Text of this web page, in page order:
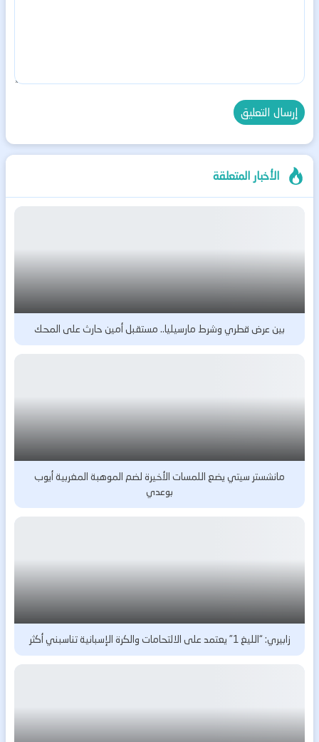
الأخبار المتعلقة
بين عرض قطري وشرط مارسيليا.. مستقبل أمين حارث على المحك
مانشستر سيتي يضع اللمسات الأخيرة لضم الموهبة المغربية أيوب
بوعدي
زابيري: “الليغ 1” يعتمد على الالتحامات والكرة الإسبانية تناسبني أكثر